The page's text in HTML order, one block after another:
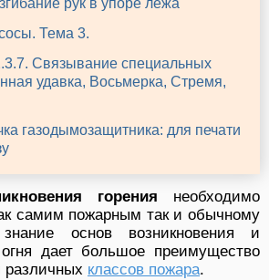
рук в упоре лёжа
Тема 3.
Связывание специальных
удавка, Восьмерка, Стремя,
газодымозащитника: для печати
горения необходимо
самим пожарным так и обычному
основ возникновения и
огня дает большое преимущество
классов пожара.